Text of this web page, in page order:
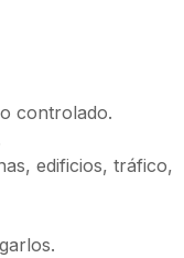
controlado.
edificios, tráfico,